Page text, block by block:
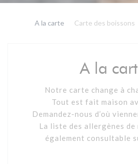
A la carte Carte des boissons
A la
Notre carte change à
Tout est fait maison
Demandez-nous d’où
La liste des allergènes
également consultable